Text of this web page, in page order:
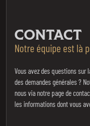
CONTACT
Notre équipe est là
Vous avez des questions
des demandes générales ?
nous via notre page de
les informations dont vous